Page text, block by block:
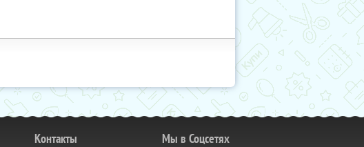
Контакты Мы в Соцсетях